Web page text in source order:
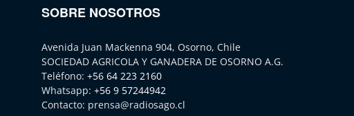
SOBRE NOSOTROS
Avenida Juan Mackenna 904, Osorno, Chile
SOCIEDAD AGRICOLA Y GANADERA DE OSORNO A.G.
Teléfono: +56 64 223 2160
Whatsapp: +56 9 57244942
Contacto: prensa@radiosago.cl